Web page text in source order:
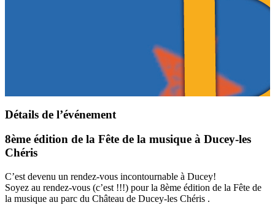
Détails de l’événement
8ème édition de la Fête de la musique à Ducey-les
Chéris
C’est devenu un rendez-vous incontournable à Ducey!
Soyez au rendez-vous (c’est !!!) pour la 8ème édition de la Fête de
la musique au parc du Château de Ducey-les Chéris .